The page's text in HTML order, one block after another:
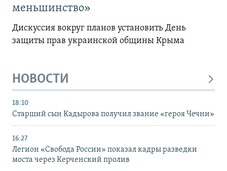
меньшинство»
Дискуссия вокруг планов установить День
защиты прав украинской общины Крыма
НОВОСТИ
18:10
Старший сын Кадырова получил звание «героя Чечни»
16:27
Легион «Свобода России» показал кадры разведки
моста через Керченский пролив